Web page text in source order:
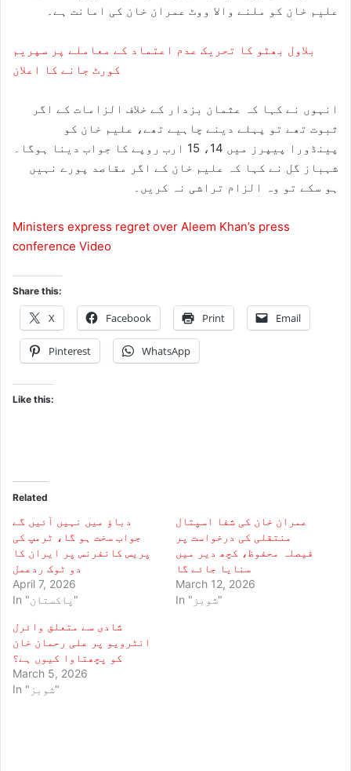
علیم خان کو ملنے والا ووٹ عمران خان کی امانت ہے۔
بلاول بھٹو کا تحریک عدم اعتماد کے معاملے پر سپریم
کورٹ جانے کا اعلان
انہوں نے کہا کہ عثمان بزدار کے خلاف الزامات کے اگر
ثبوت تھے تو پہلے دینے چاہیے تھے، علیم خان کو
پینڈورا پیپرز میں 14، 15 ارب روپے کا جواب دینا ہوگا۔
شہباز گل نے کہا کہ علیم خان کے اگر مقاصد پورے نہیں
ہو سکے تو وہ الزام تراشی نہ کریں۔
Ministers express regret over Aleem Khan’s press
conference Video
Share this:
X Facebook Print Email
Pinterest WhatsApp
Like this:
Related
دباؤ میں نہیں آئیں گے
جواب سخت ہو گا، ٹرمپ کی
پریس کانفرنس پر ایران کا
دو ٹوک ردعمل
April 7, 2026
In "پاکستان"
عمران خان کی شفا اسپتال
منتقلی کی درخواست پر
فیصلہ محفوظ، کچھ دیر میں
سنایا جائے گا
March 12, 2026
In "شوبز"
شادی سے متعلق وائرل
انٹرویو پر علی رحمان خان
کو پچھتاوا کیوں ہے؟
March 5, 2026
In "شوبز"